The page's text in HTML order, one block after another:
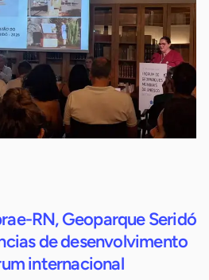
RN, Geoparque Seridó
de desenvolvimento
internacional